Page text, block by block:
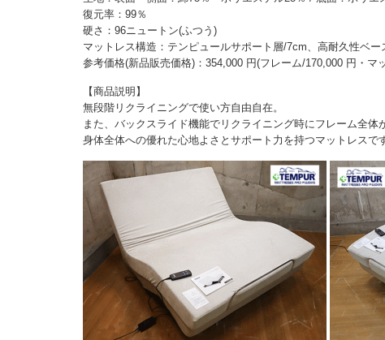
復元率：99％
硬さ：96ニュートン(ふつう)
マットレス構造：テンピュールサポート層/7cm、高耐久性ベー
参考価格(新品販売価格)：354,000 円(フレーム/170,000 円・マ
【商品説明】
無段階リクライニングで使い方自由自在。
また、バックスライド機能でリクライニング時にフレーム全
身体全体への優れた心地よさとサポート力を持つマットレスで